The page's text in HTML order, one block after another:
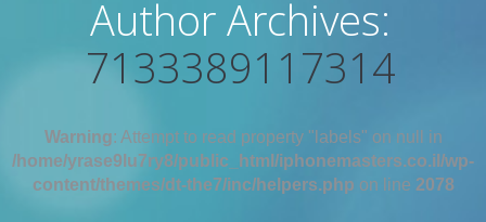
Author Archives:
7133389117314
Warning: Attempt to read property "labels" on null in
/home/yrase9lu7ry8/public_html/iphonemasters.co.il/wp-
content/themes/dt-the7/inc/helpers.php on line 2078